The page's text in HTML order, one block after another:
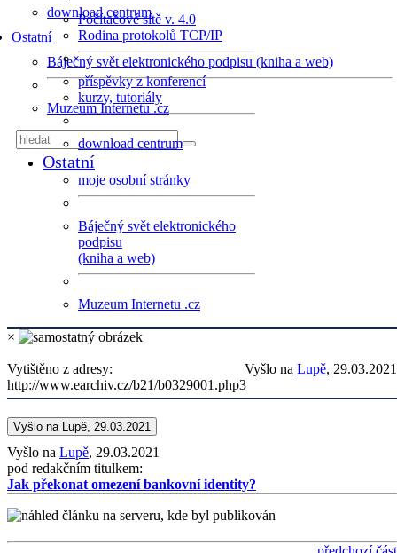
download centrum
Ostatní
Báječný svět elektronického podpisu (kniha a web)
Muzeum Internetu .cz
Počítačové sítě v. 4.0
Rodina protokolů TCP/IP
příspěvky z konferencí
kurzy, tutoriály
download centrum
Ostatní
moje osobní stránky
Báječný svět elektronického
podpisu
(kniha a web)
Muzeum Internetu .cz
×
Vyšlo na Lupě, 29.03.2021
Vytištěno z adresy:
http://www.earchiv.cz/b21/b0329001.php3
Vyšlo na Lupě, 29.03.2021
Vyšlo na Lupě, 29.03.2021
pod redakčním titulkem:
Jak překonat omezení bankovní identity?